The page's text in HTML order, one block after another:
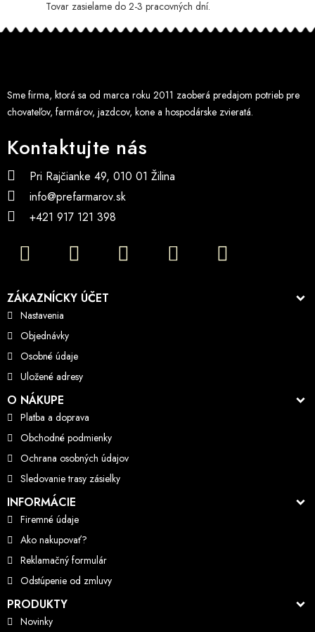
Tovar zasielame do 2-3 pracovných dní.
Sme firma, ktorá sa od marca roku 2011 zaoberá predajom potrieb pre
chovateľov, farmárov, jazdcov, kone a hospodárske zvieratá.
Kontaktujte nás
Pri Rajčianke 49, 010 01 Žilina
info@prefarmarov.sk
+421 917 121 398
ZÁKAZNÍCKY ÚČET
Nastavenia
Objednávky
Osobné údaje
Uložené adresy
O NÁKUPE
Platba a doprava
Obchodné podmienky
Ochrana osobných údajov
Sledovanie trasy zásielky
INFORMÁCIE
Firemné údaje
Ako nakupovať?
Reklamačný formulár
Odstúpenie od zmluvy
PRODUKTY
Novinky